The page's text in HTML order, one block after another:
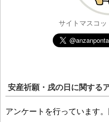
サイトマスコ
安産祈願・戌の日に関する
アンケートを行っています